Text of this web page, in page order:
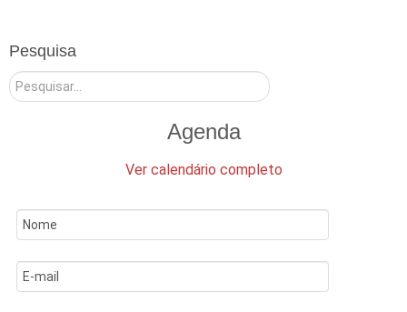
Pesquisa
Pesquisar
Agenda
Ver calendário completo